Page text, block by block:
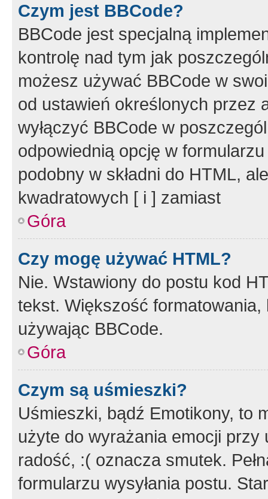
Czym jest BBCode?
BBCode jest specjalną
kontrolę nad tym jak
możesz używać BBCode w
od ustawień określonych przez
wyłączyć BBCode w
odpowiednią opcję w
podobny w składni do HTML,
kwadratowych [ i ] zamiast
Góra
Czy mogę używać HTML?
Nie. Wstawiony do postu kod
tekst. Większość
używając BBCode.
Góra
Czym są uśmieszki?
Uśmieszki, bądź Emotikony, to
użyte do wyrażania emocji
radość, :( oznacza smutek.
formularzu wysyłania postu.